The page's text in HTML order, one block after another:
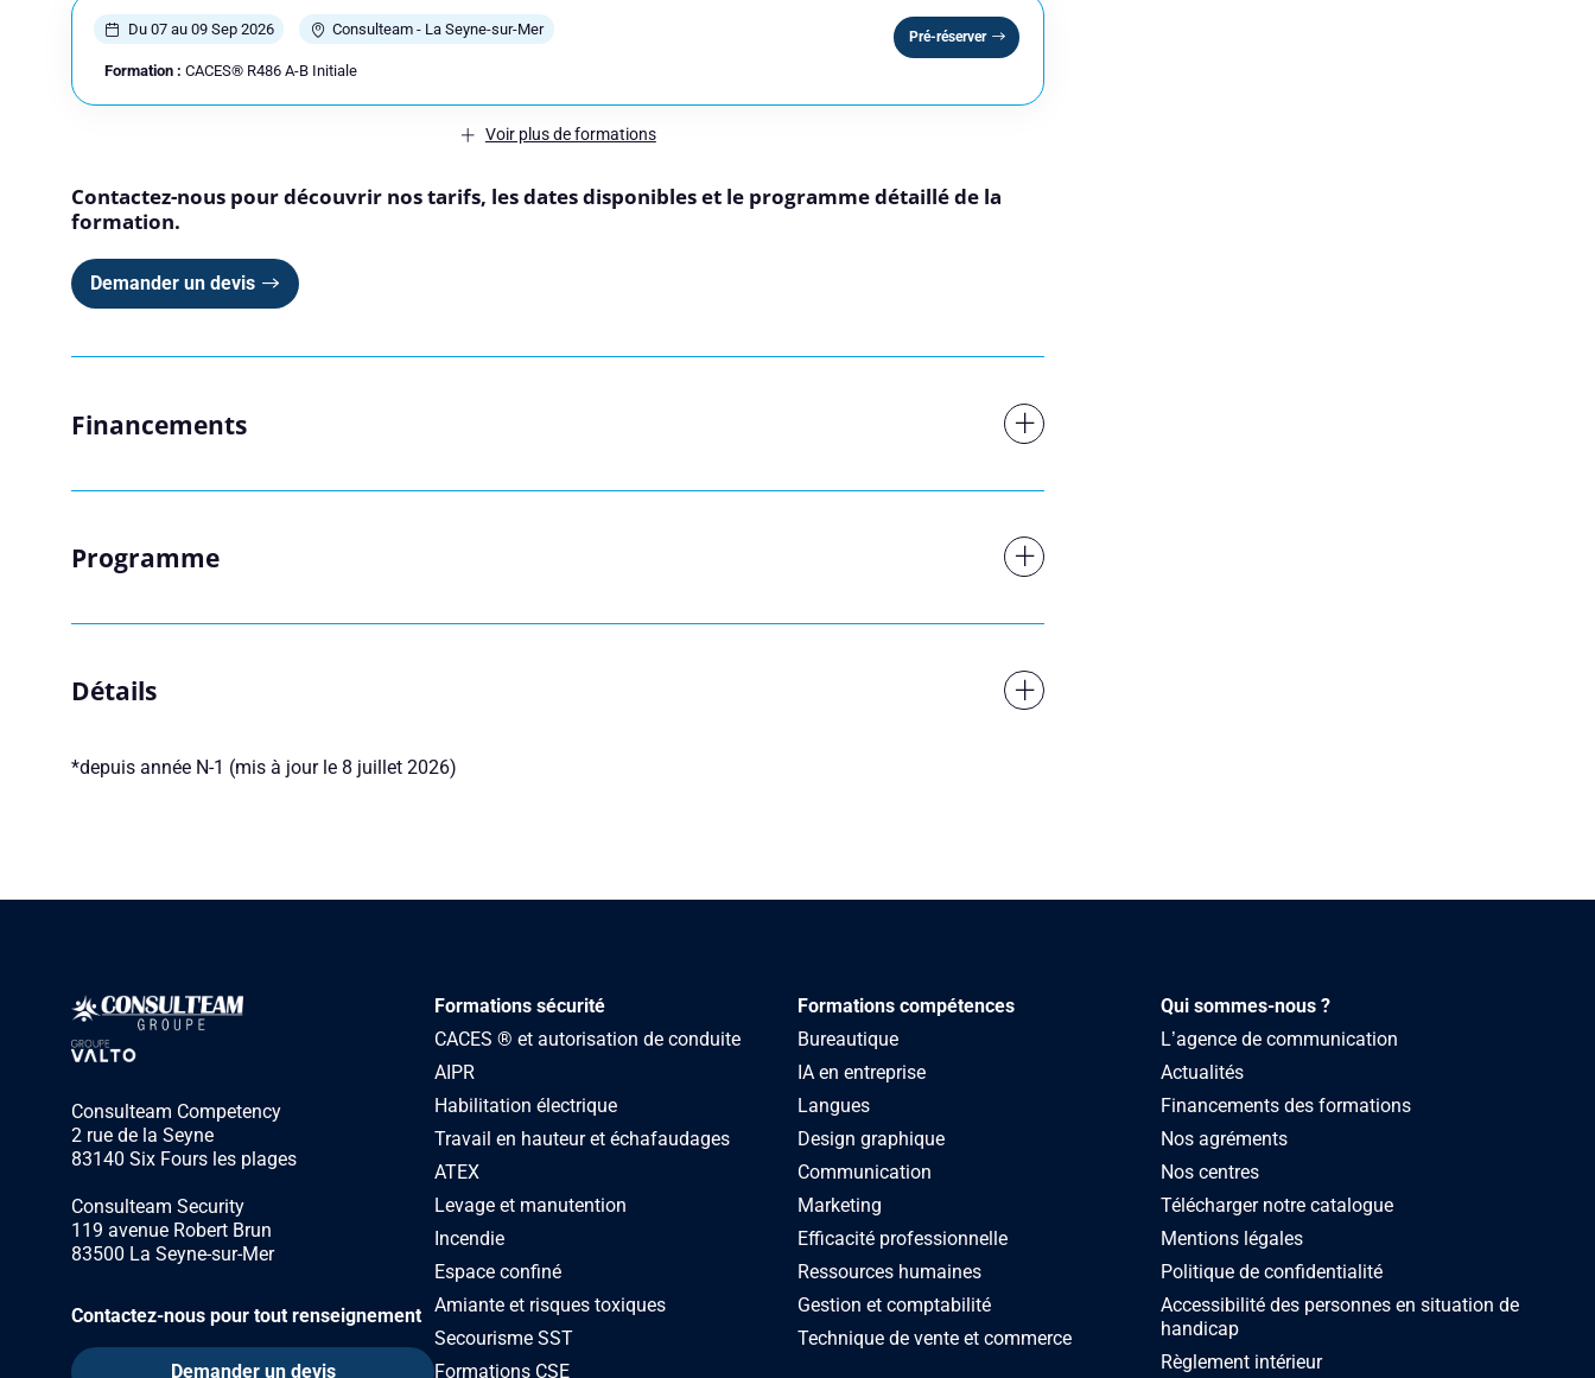
Du 07 au 09 Sep 2026 Consulteam - La Seyne-sur-Mer
Formation : CACES® R486 A-B Initiale
Pré-réserver
Voir plus de formations
Contactez-nous pour découvrir nos tarifs, les dates disponibles et le programme détaillé de la
formation.
Demander un devis
Financements
Programme
Détails
*depuis année N-1 (mis à jour le 8 juillet 2026)
Consulteam Competency
2 rue de la Seyne
83140 Six Fours les plages
Consulteam Security
119 avenue Robert Brun
83500 La Seyne-sur-Mer
Contactez-nous pour tout renseignement
Demander un devis
Formations sécurité
CACES ® et autorisation de conduite
AIPR
Habilitation électrique
Travail en hauteur et échafaudages
ATEX
Levage et manutention
Incendie
Espace confiné
Amiante et risques toxiques
Secourisme SST
Formations CSE
Formations compétences
Bureautique
IA en entreprise
Langues
Design graphique
Communication
Marketing
Efficacité professionnelle
Ressources humaines
Gestion et comptabilité
Technique de vente et commerce
Qui sommes-nous ?
L’agence de communication
Actualités
Financements des formations
Nos agréments
Nos centres
Télécharger notre catalogue
Mentions légales
Politique de confidentialité
Accessibilité des personnes en situation de
handicap
Règlement intérieur